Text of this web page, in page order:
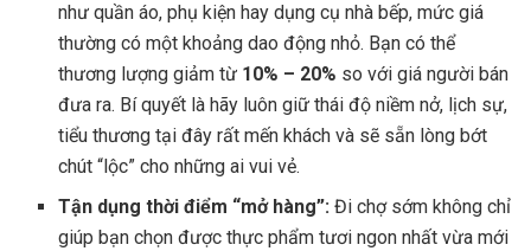
như quần áo, phụ kiện hay dụng cụ nhà bếp, mức giá
thường có một khoảng dao động nhỏ. Bạn có thể
thương lượng giảm từ 10% – 20% so với giá người bán
đưa ra. Bí quyết là hãy luôn giữ thái độ niềm nở, lịch sự,
tiểu thương tại đây rất mến khách và sẽ sẵn lòng bớt
chút “lộc” cho những ai vui vẻ.
Tận dụng thời điểm “mở hàng”: Đi chợ sớm không chỉ
giúp bạn chọn được thực phẩm tươi ngon nhất vừa mới